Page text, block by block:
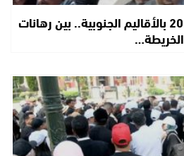
الانتخابات البرلمانية 2026 بالأقاليم الجنوبية.. بين رهانات